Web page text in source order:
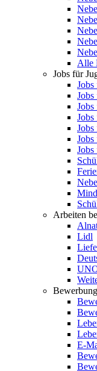
Alle
Jobs für
Jobs
Jobs
Jobs
Jobs
Jobs
Jobs
Jobs
Arbeiten
Lidl
E-